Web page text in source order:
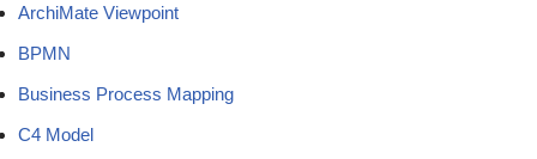
ArchiMate Viewpoint
BPMN
Business Process Mapping
C4 Model